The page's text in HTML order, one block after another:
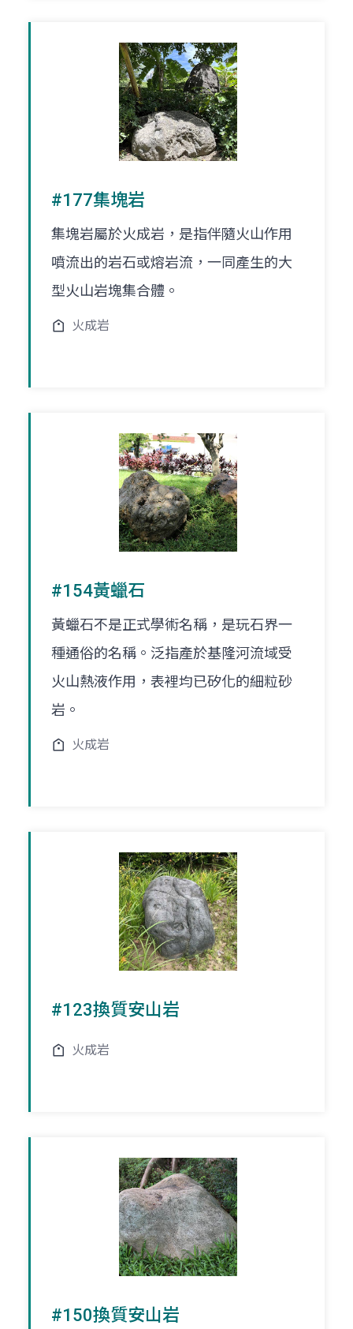
#177集塊岩
集塊岩屬於火成岩，是指伴隨火山作用
噴流出的岩石或熔岩流，一同產生的大
型火山岩塊集合體。
火成岩
#154黃蠟石
黃蠟石不是正式學術名稱，是玩石界一
種通俗的名稱。泛指產於基隆河流域受
火山熱液作用，表裡均已矽化的細粒砂
岩。
火成岩
#123換質安山岩
火成岩
#150換質安山岩